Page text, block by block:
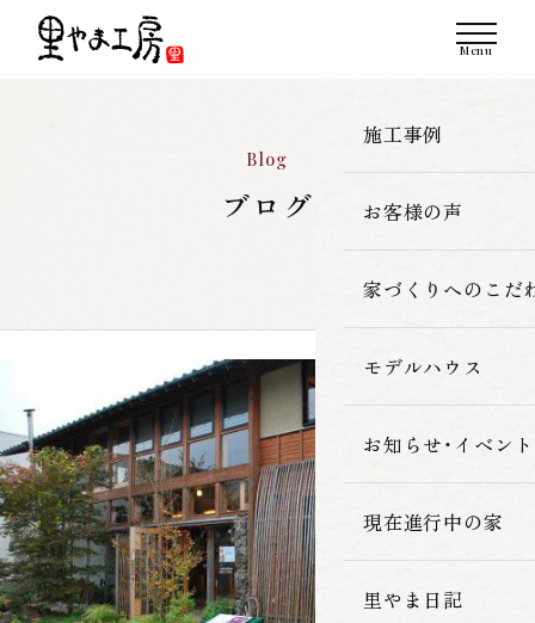
施工事例
一覧
新築
改築・リフォーム
お客様の声
家づくりへのこだ
里やま工房の家
素材へのこだわ
暮らしの性能
モデルハウス
お知らせ・イベント
現在進行中の家
里やま日記
Blog
ブログ